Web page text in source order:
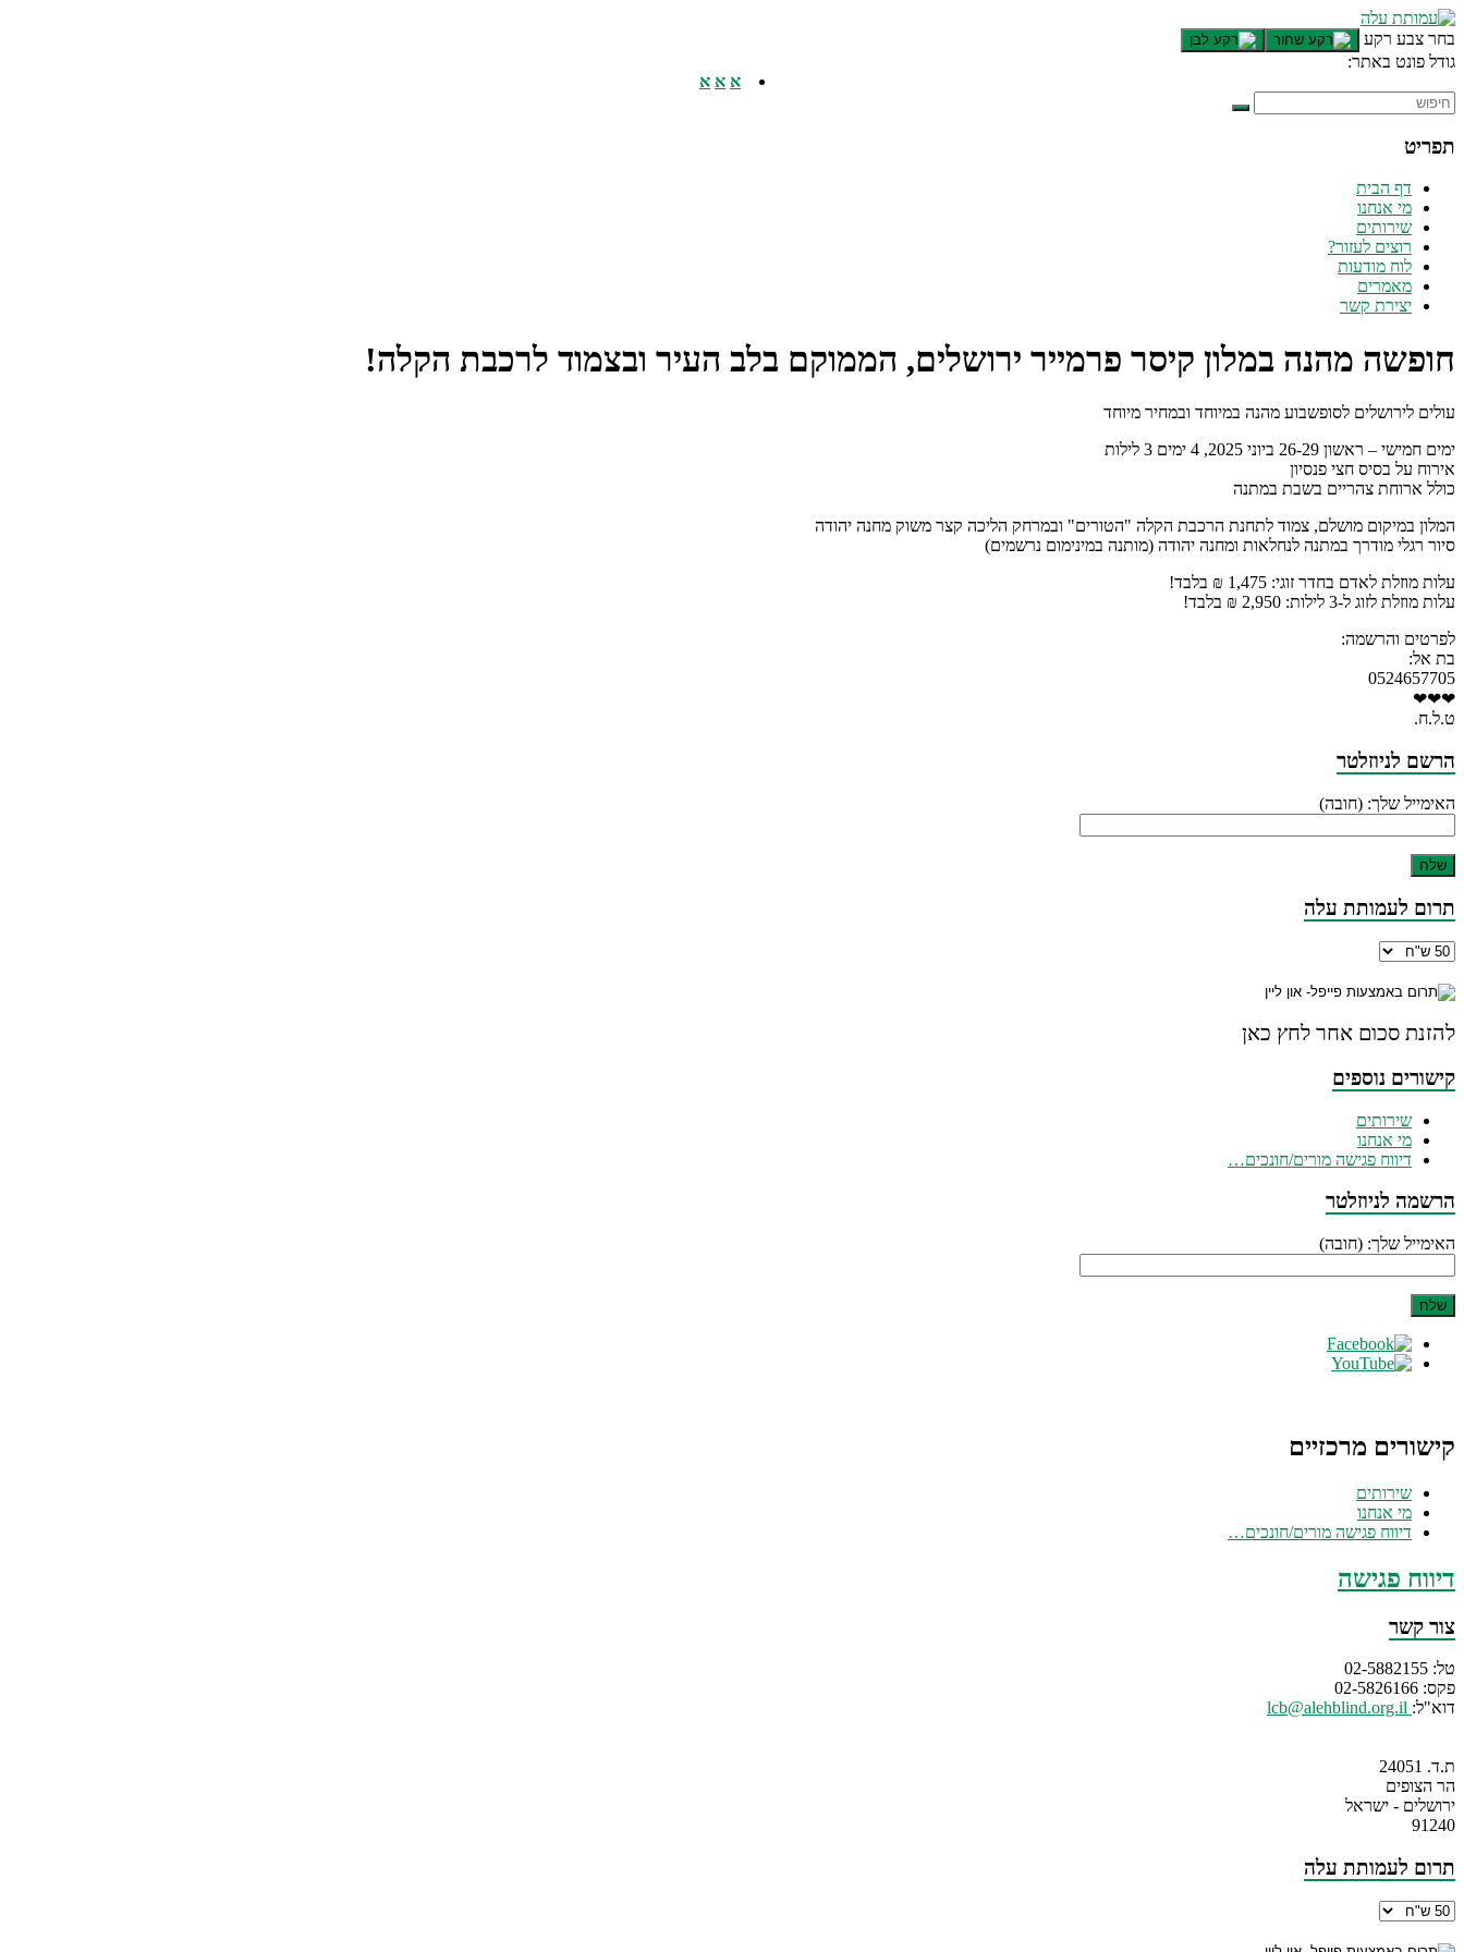
בחר צבע רקע
גודל פונט באתר:
א א א
תפריט
דף הבית
מי אנחנו
שירותים
רוצים לעזור?
לוח מודעות
מאמרים
יצירת קשר
חופשה מהנה במלון קיסר פרמייר ירושלים, הממוקם בלב העיר ובצמוד לרכבת הקלה!
עולים לירושלים לסופשבוע מהנה במיוחד ובמחיר מיוחד
ימים חמישי – ראשון 26-29 ביוני 2025, 4 ימים 3 לילות
אירוח על בסיס חצי פנסיון
כולל ארוחת צהריים בשבת במתנה
המלון במיקום מושלם, צמוד לתחנת הרכבת הקלה "הטורים" ובמרחק הליכה קצר משוק מחנה יהודה
סיור רגלי מודרך במתנה לנחלאות ומחנה יהודה (מותנה במינימום נרשמים)
עלות מוזלת לאדם בחדר זוגי: 1,475 ₪ בלבד!
עלות מוזלת לזוג ל-3 לילות: 2,950 ₪ בלבד!
לפרטים והרשמה:
בת אל:
0524657705
❤❤❤
ט.ל.ח.
הרשם לניוזלטר
האימייל שלך: (חובה)
תרום לעמותת עלה
להזנת סכום אחר לחץ כאן
קישורים נוספים
שירותים
מי אנחנו
דיווח פגישה מורים/חונכים…
הרשמה לניוזלטר
האימייל שלך: (חובה)
קישורים מרכזיים
שירותים
מי אנחנו
דיווח פגישה מורים/חונכים…
דיווח פגישה
צור קשר
טל: 02-5882155
פקס: 02-5826166
דוא"ל:
ת.ד. 24051
הר הצופים
ירושלים - ישראל
91240
תרום לעמותת עלה